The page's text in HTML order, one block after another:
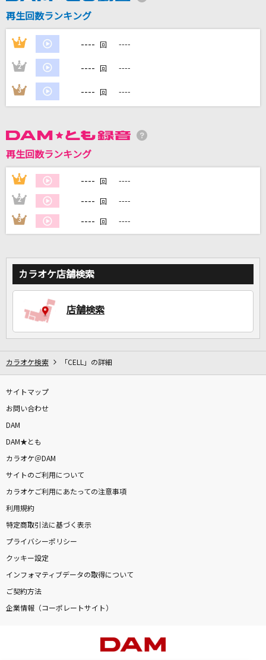
嵐(アラシ)
カラオケ最新情報をチェック！
再生回数ランキング
1 ---- 回 ----
2 ---- 回 ----
3 ---- 回 ----
再生回数ランキング
1 ---- 回 ----
2 ---- 回 ----
3 ---- 回 ----
カラオケ店舗検索
店舗検索
カラオケ検索 「CELL」の詳細
サイトマップ
お問い合わせ
DAM
DAM★とも
カラオケ＠DAM
サイトのご利用について
カラオケご利用にあたっての注意事項
利用規約
特定商取引法に基づく表示
プライバシーポリシー
クッキー設定
インフォマティブデータの取得について
ご契約方法
企業情報（コーポレートサイト）